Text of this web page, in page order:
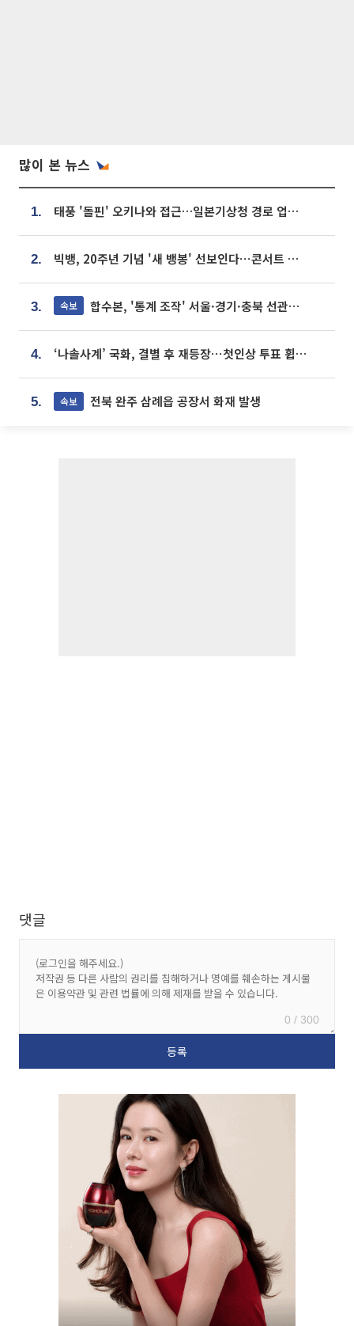
많이 본 뉴스
1. 태풍 '돌핀' 오키나와 접근…일본기상청 경로 업데이트
2. 빅뱅, 20주년 기념 '새 뱅봉' 선보인다⋯콘서트 앞두고 팝업 개최
3. 속보 합수본, '통계 조작' 서울·경기·충북 선관위 등 추가 압수수색
4. ‘나솔사계’ 국화, 결별 후 재등장⋯첫인상 투표 휩쓸고 ‘인기녀’ 등극
5. 속보 전북 완주 삼례읍 공장서 화재 발생
댓글
0 / 300